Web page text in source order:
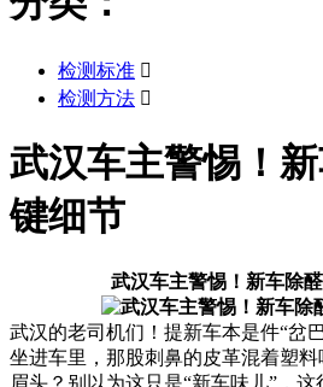
检测标准 
检测方法 
武汉车主警惕！
键细节
武汉车主警惕！新车
武汉的老司机们！提新车本是件“岔巴子”
坐进车里，那股刺鼻的皮革混着塑料
眉头？别以为这只是“新车味儿